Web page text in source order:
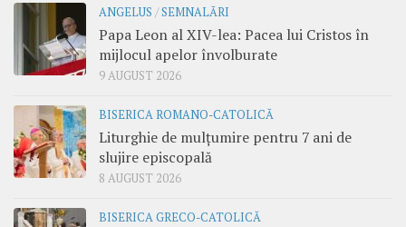
ANGELUS /SEMNALĂRI
Papa Leon al XIV-lea: Pacea lui Cristos în
mijlocul apelor învolburate
9 AUGUST 2026
BISERICA ROMANO-CATOLICĂ
Liturghie de mulțumire pentru 7 ani de
slujire episcopală
8 AUGUST 2026
BISERICA GRECO-CATOLICĂ